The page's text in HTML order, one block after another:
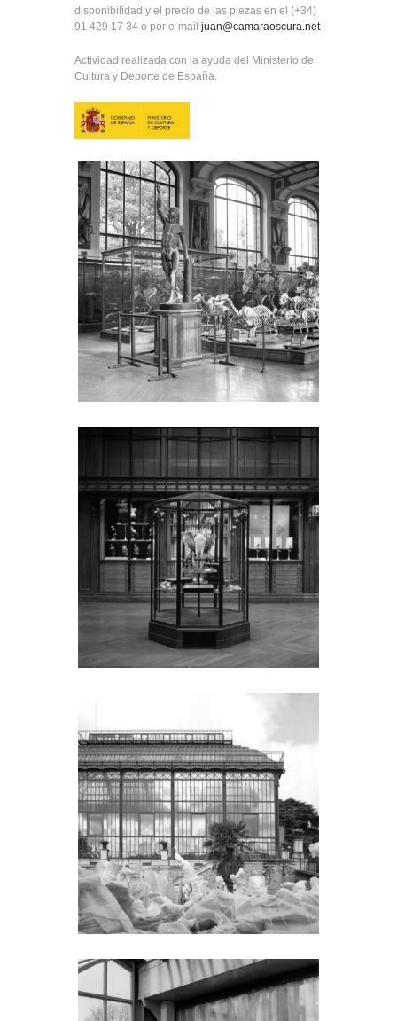
disponibilidad y el precio de las piezas en el (+34)
91 429 17 34 o por e-mail juan@camaraoscura.net
Actividad realizada con la ayuda del Ministerio de
Cultura y Deporte de España.